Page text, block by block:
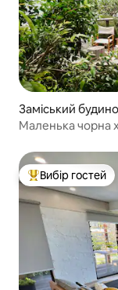
Заміський
each
Маленька чорна
Топ вибір гостей
Вибір гостей